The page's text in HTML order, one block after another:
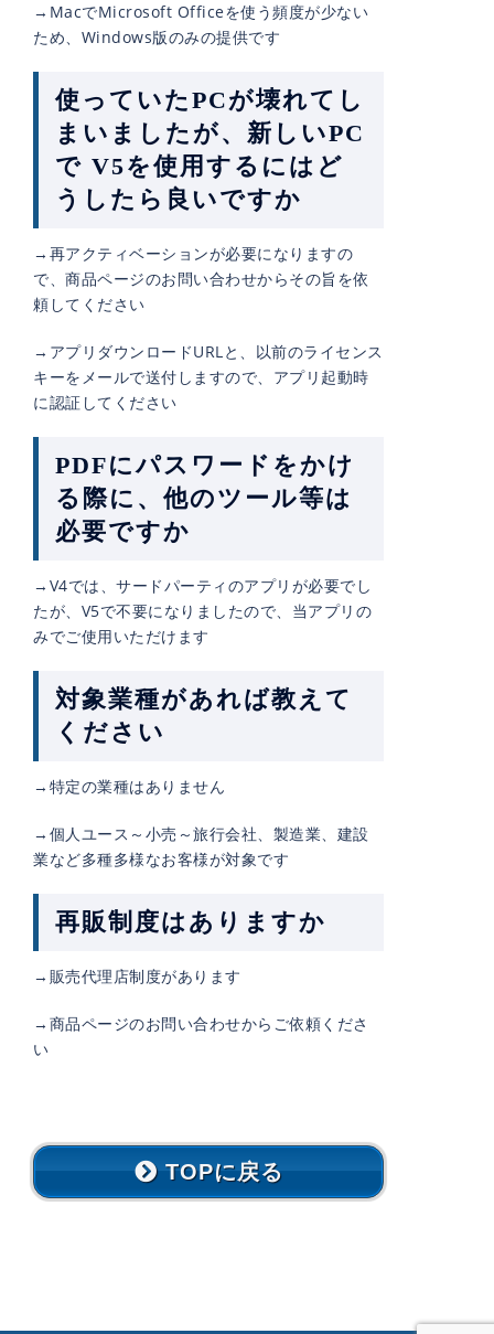
→MacでMicrosoft Officeを使う頻度が少ない
ため、Windows版のみの提供です
使っていたPCが壊れてし
まいましたが、新しいPC
で V5を使用するにはど
うしたら良いですか
→再アクティベーションが必要になりますの
で、商品ページのお問い合わせからその旨を依
頼してください
→アプリダウンロードURLと、以前のライセンス
キーをメールで送付しますので、アプリ起動時
に認証してください
PDFにパスワードをかけ
る際に、他のツール等は
必要ですか
→V4では、サードパーティのアプリが必要でし
たが、V5で不要になりましたので、当アプリの
みでご使用いただけます
対象業種があれば教えて
ください
→特定の業種はありません
→個人ユース～小売～旅行会社、製造業、建設
業など多種多様なお客様が対象です
再販制度はありますか
→販売代理店制度があります
→商品ページのお問い合わせからご依頼くださ
い
TOPに戻る